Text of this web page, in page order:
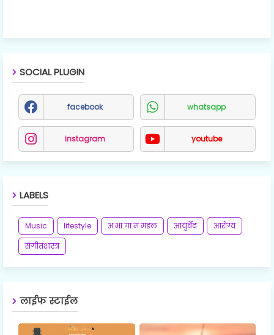
SOCIAL PLUGIN
facebook whatsapp
instagram youtube
LABELS
Music lifestyle अ.भा.गां.म.मंडल आयुर्वेद
आरोग्य
संगीतशास्त्र
लाईफ स्टाईल